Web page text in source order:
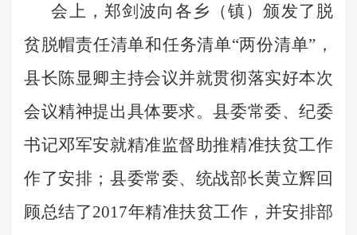
会上，郑剑波向各乡（镇）颁发了脱
贫脱帽责任清单和任务清单“两份清单”，
县长陈显卿主持会议并就贯彻落实好本次
会议精神提出具体要求。县委常委、纪委
书记邓军安就精准监督助推精准扶贫工作
作了安排；县委常委、统战部长黄立辉回
顾总结了2017年精准扶贫工作，并安排部